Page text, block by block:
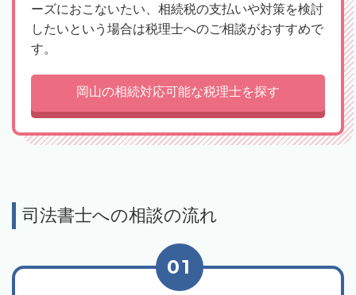
ーズにおこないたい、相続税の支払いや対策を検討
したいという場合は税理士へのご相談がおすすめで
す。
岡山の相続対応可能な税理士を探す
司法書士への相談の流れ
01